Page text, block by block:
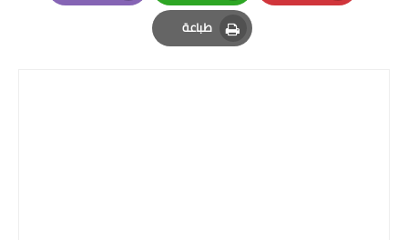
Pinterest
Whatsapp
Email
طباعة
Print